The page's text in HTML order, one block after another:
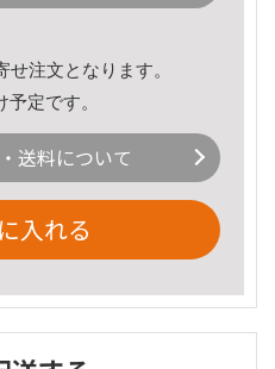
注文となります。
定です。
送料について
入れる